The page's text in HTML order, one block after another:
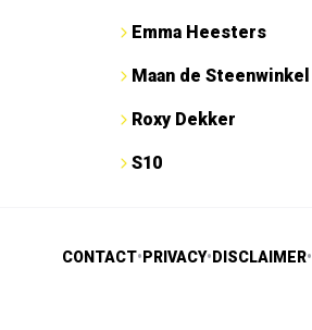
Emma Heesters
Maan de Steenwinkel
Roxy Dekker
S10
CONTACT• PRIVACY• DISCLAIMER•